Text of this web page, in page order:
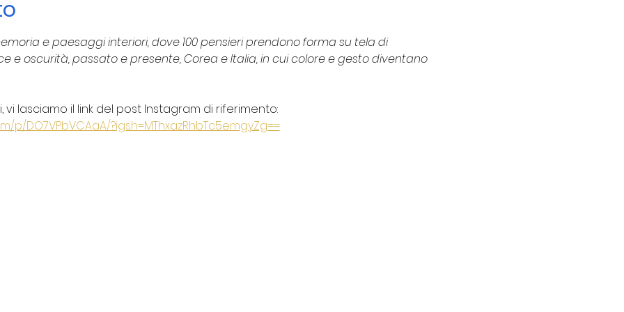
e paesaggi interiori, dove 100 pensieri prendono forma su tela di
e oscurità, passato e presente, Corea e Italia, in cui colore e gesto diventano
vi lasciamo il link del post Instagram di riferimento:
p/DO7VPbVCAaA/?igsh=MThxazRhbTc5emgyZg==